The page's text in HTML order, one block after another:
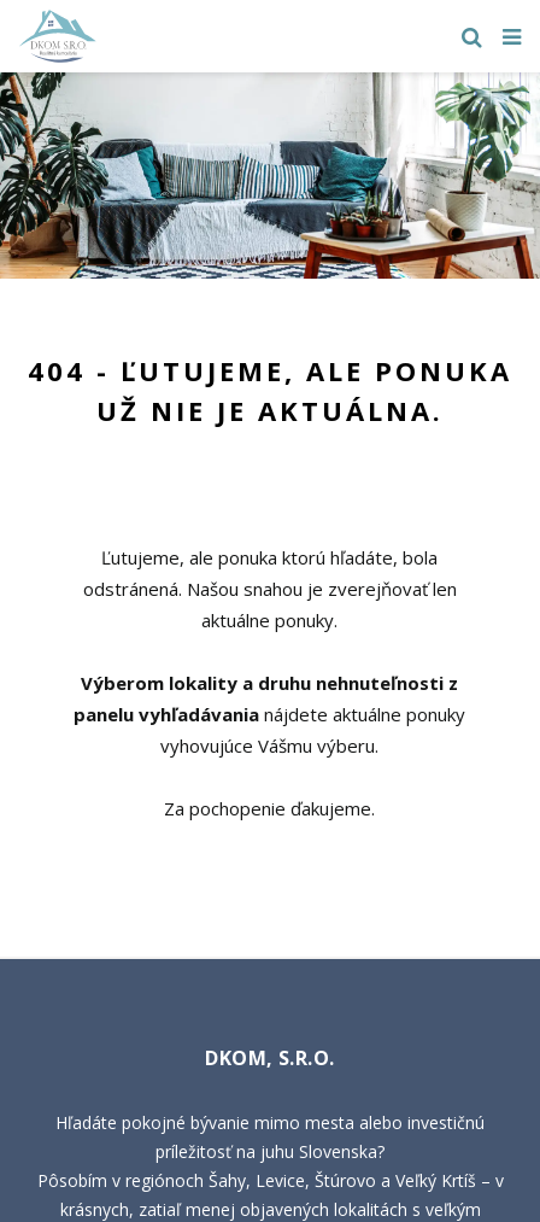
404 - ĽUTUJEME, ALE PONUKA
UŽ NIE JE AKTUÁLNA.
Ľutujeme, ale ponuka ktorú hľadáte, bola
odstránená. Našou snahou je zverejňovať len
aktuálne ponuky.
Výberom lokality a druhu nehnuteľnosti z
panelu vyhľadávania nájdete aktuálne ponuky
vyhovujúce Vášmu výberu.
Za pochopenie ďakujeme.
DKOM, S.R.O.
Hľadáte pokojné bývanie mimo mesta alebo investičnú
príležitosť na juhu Slovenska?
Pôsobím v regiónoch Šahy, Levice, Štúrovo a Veľký Krtíš – v
krásnych, zatiaľ menej objavených lokalitách s veľkým